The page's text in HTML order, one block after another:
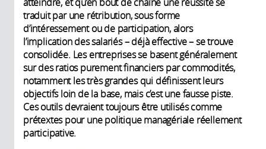
traduit par une rétribution, sous forme
d’intéressement ou de participation, alors
l’implication des salariés – déjà effective – se trouve
consolidée. Les entreprises se basent généralement
sur des ratios purement financiers par commodités,
notamment les très grandes qui définissent leurs
objectifs loin de la base, mais c’est une fausse piste.
Ces outils devraient toujours être utilisés comme
prétextes pour une politique managériale réellement
participative.